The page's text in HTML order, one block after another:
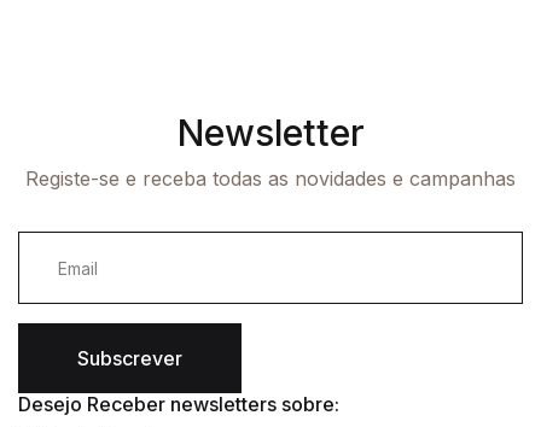
Newsletter
Registe-se e receba todas as novidades e campanhas
Subscrever
Desejo Receber newsletters sobre: